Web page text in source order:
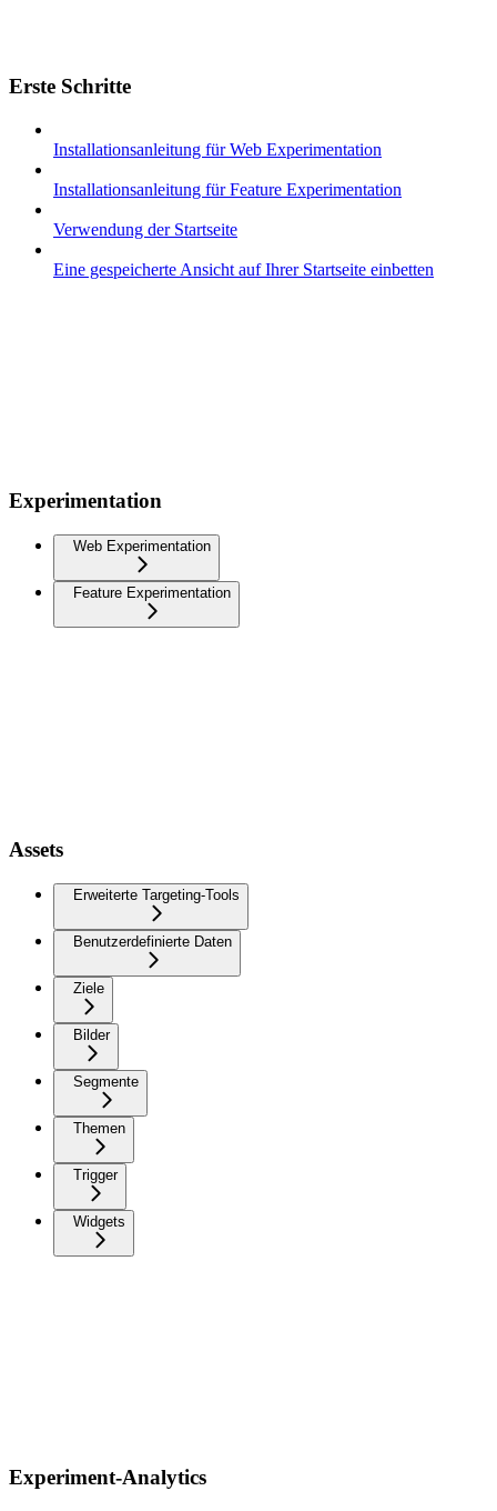
Erste Schritte
Installationsanleitung für Web Experimentation
Installationsanleitung für Feature Experimentation
Verwendung der Startseite
Eine gespeicherte Ansicht auf Ihrer Startseite einbetten
Experimentation
Web Experimentation
Feature Experimentation
Assets
Erweiterte Targeting-Tools
Benutzerdefinierte Daten
Ziele
Bilder
Segmente
Themen
Trigger
Widgets
Experiment-Analytics